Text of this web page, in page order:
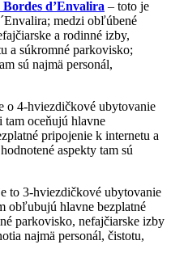
d’Envalira – toto je
medzi obľúbené
a rodinné izby,
a súkromné parkovisko;
sú najmä personál,
o 4-hviezdičkové ubytovanie
tam oceňujú hlavne
pripojenie k internetu a
aspekty tam sú
to 3-hviezdičkové ubytovanie
obľubujú hlavne bezplatné
parkovisko, nefajčiarske izby
najmä personál, čistotu,